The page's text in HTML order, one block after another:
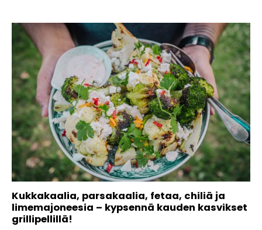
Kukkakaalia, parsakaalia, fetaa, chiliä ja
limemajoneesia – kypsennä kauden kasvikset
grillipellillä!